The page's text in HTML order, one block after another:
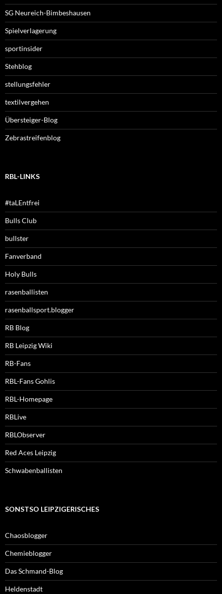
SG Neureich-Bimbeshausen
Spielverlagerung
sportinsider
Stehblog
stellungsfehler
textilvergehen
Übersteiger-Blog
Zebrastreifenblog
RBL-LINKS
#taLEntfrei
Bulls Club
bullster
Fanverband
Holy Bulls
rasenballisten
rasenballsport.blogger
RB Blog
RB Leipzig Wiki
RB-Fans
RBL-Fans Gohlis
RBL-Homepage
RBLive
RBLObserver
Red Aces Leipzig
Schwabenballisten
SONSTSO LEIPZIGERISCHES
Chaosblogger
Chemieblogger
Das Schmand-Blog
Heldenstadt